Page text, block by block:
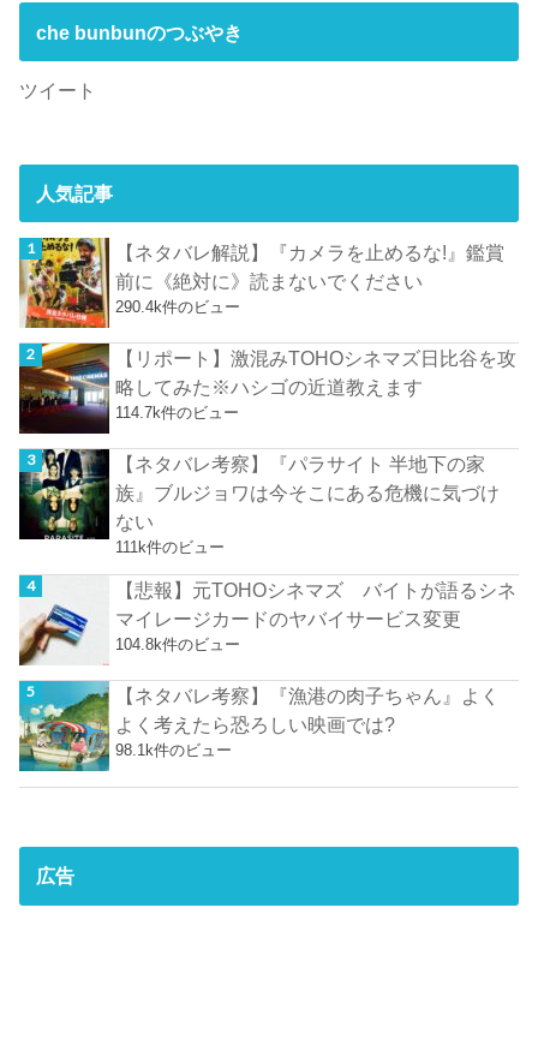
che bunbunのつぶやき
ツイート
人気記事
【ネタバレ解説】『カメラを止めるな!』鑑賞
前に《絶対に》読まないでください
290.4k件のビュー
【リポート】激混みTOHOシネマズ日比谷を攻
略してみた※ハシゴの近道教えます
114.7k件のビュー
【ネタバレ考察】『パラサイト 半地下の家
族』ブルジョワは今そこにある危機に気づけ
ない
111k件のビュー
【悲報】元TOHOシネマズ バイトが語るシネ
マイレージカードのヤバイサービス変更
104.8k件のビュー
【ネタバレ考察】『漁港の肉子ちゃん』よく
よく考えたら恐ろしい映画では?
98.1k件のビュー
広告